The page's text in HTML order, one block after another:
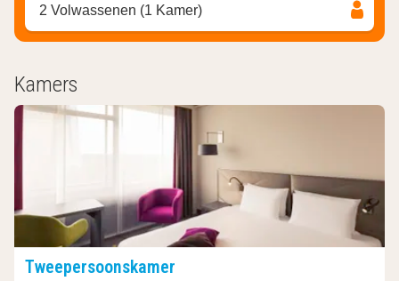
2 Volwassenen (1 Kamer)
Kamers
Tweepersoonskamer